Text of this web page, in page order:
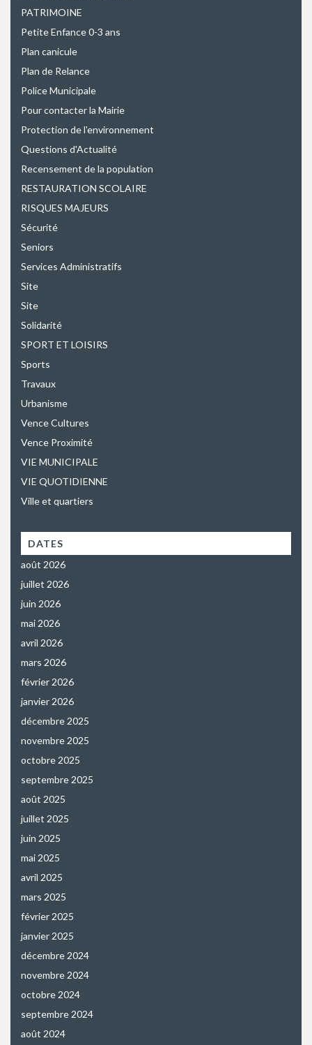
PATRIMOINE
Petite Enfance 0-3 ans
Plan canicule
Plan de Relance
Police Municipale
Pour contacter la Mairie
Protection de l'environnement
Questions d'Actualité
Recensement de la population
RESTAURATION SCOLAIRE
RISQUES MAJEURS
Sécurité
Seniors
Services Administratifs
Site
Site
Solidarité
SPORT ET LOISIRS
Sports
Travaux
Urbanisme
Vence Cultures
Vence Proximité
VIE MUNICIPALE
VIE QUOTIDIENNE
Ville et quartiers
DATES
août 2026
juillet 2026
juin 2026
mai 2026
avril 2026
mars 2026
février 2026
janvier 2026
décembre 2025
novembre 2025
octobre 2025
septembre 2025
août 2025
juillet 2025
juin 2025
mai 2025
avril 2025
mars 2025
février 2025
janvier 2025
décembre 2024
novembre 2024
octobre 2024
septembre 2024
août 2024